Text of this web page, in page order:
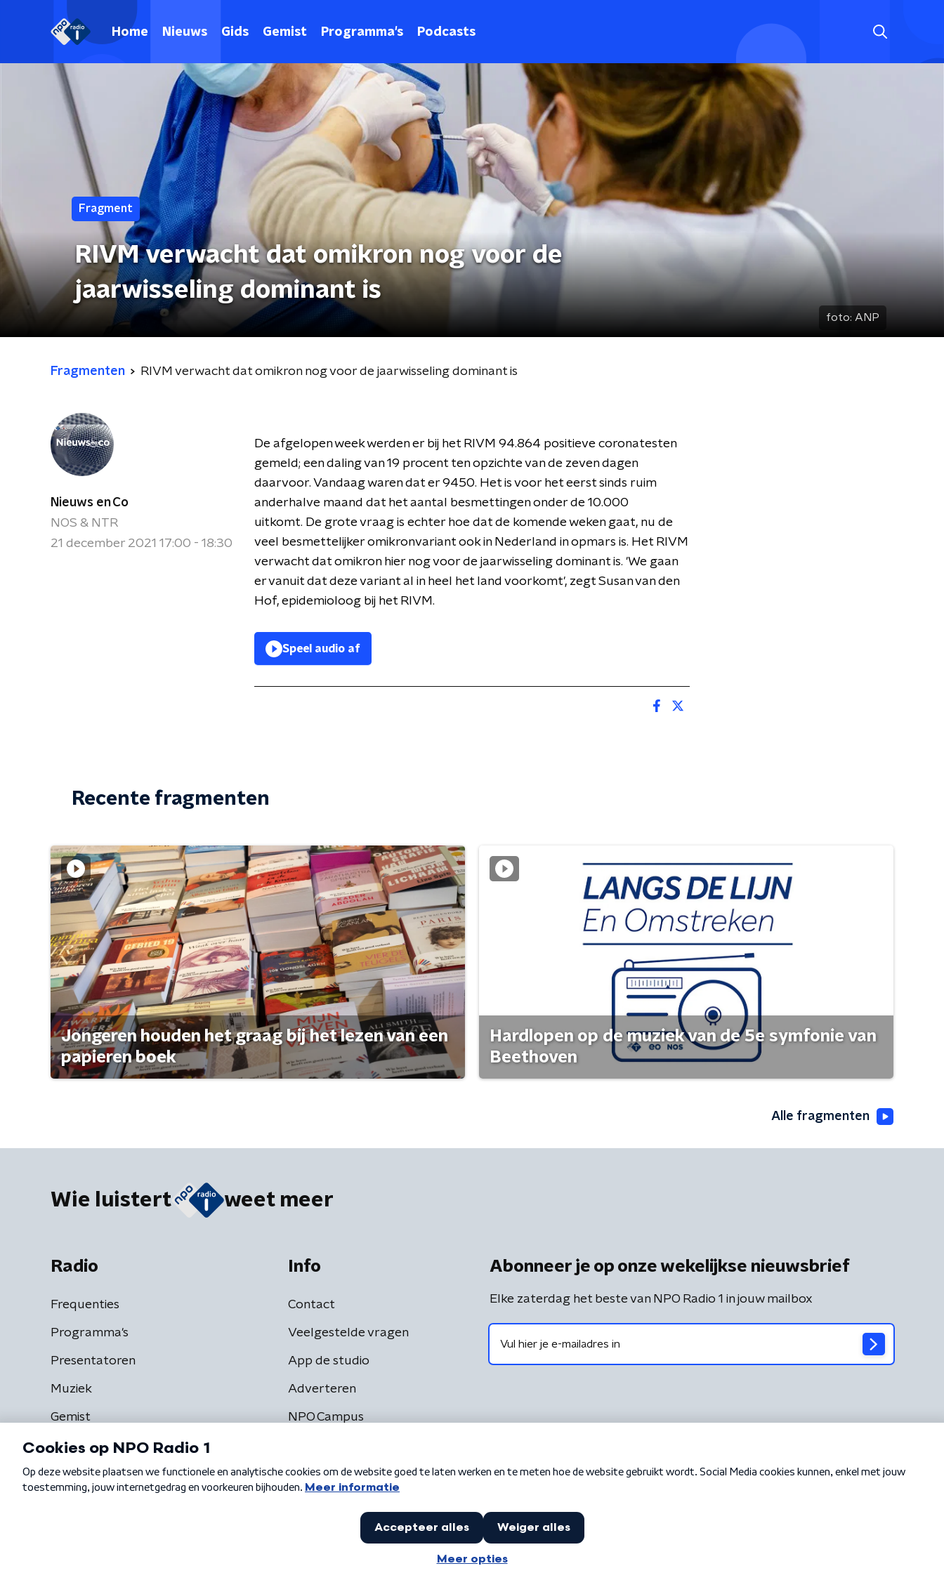
Home Nieuws Gids Gemist Programma's Podcasts
Fragment
RIVM verwacht dat omikron nog voor de
jaarwisseling dominant is
foto: ANP
Fragmenten RIVM verwacht dat omikron nog voor de jaarwisseling dominant is
Nieuws en Co
NOS & NTR
21 december 2021 17:00 - 18:30
De afgelopen week werden er bij het RIVM 94.864 positieve coronatesten
gemeld; een daling van 19 procent ten opzichte van de zeven dagen
daarvoor. Vandaag waren dat er 9450. Het is voor het eerst sinds ruim
anderhalve maand dat het aantal besmettingen onder de 10.000
uitkomt. De grote vraag is echter hoe dat de komende weken gaat, nu de
veel besmettelijker omikronvariant ook in Nederland in opmars is. Het RIVM
verwacht dat omikron hier nog voor de jaarwisseling dominant is. 'We gaan
er vanuit dat deze variant al in heel het land voorkomt', zegt Susan van den
Hof, epidemioloog bij het RIVM.
Speel audio af
Recente fragmenten
Jongeren houden het graag bij het lezen van een
papieren boek
Hardlopen op de muziek van de 5e symfonie van
Beethoven
Alle fragmenten
Wie luistert weet meer
Radio
Frequenties
Programma's
Presentatoren
Muziek
Gemist
Info
Contact
Veelgestelde vragen
App de studio
Adverteren
NPO Campus
Abonneer je op onze wekelijkse nieuwsbrief
Elke zaterdag het beste van NPO Radio 1 in jouw mailbox
Algemene voorwaarden Privacybeleid